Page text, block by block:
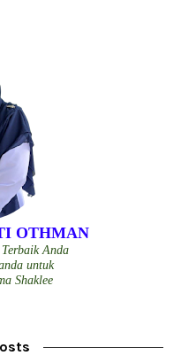
OTHMAN
Anda
untuk
Shaklee